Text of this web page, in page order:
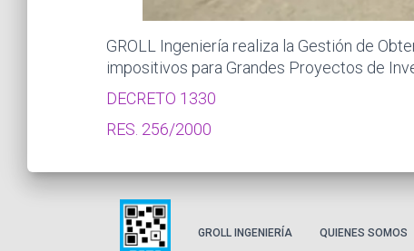
GROLL Ingeniería realiza la Gestión de
impositivos para Grandes Proyectos de
DECRETO 1330
RES. 256/2000
GROLL INGENIERÍA QUIENES SOMOS